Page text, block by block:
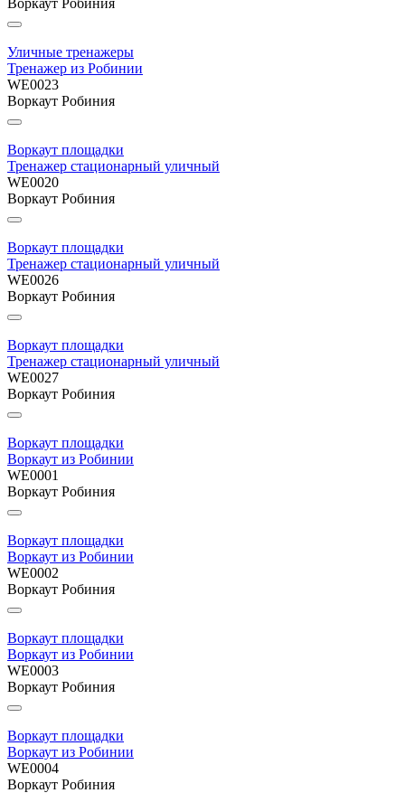
Уличные тренажеры
Тренажер из Робинии
WE0023
Воркаут Робиния
Воркаут площадки
Тренажер стационарный уличный
WE0020
Воркаут Робиния
Воркаут площадки
Тренажер стационарный уличный
WE0026
Воркаут Робиния
Воркаут площадки
Тренажер стационарный уличный
WE0027
Воркаут Робиния
Воркаут площадки
Воркаут из Робинии
WE0001
Воркаут Робиния
Воркаут площадки
Воркаут из Робинии
WE0002
Воркаут Робиния
Воркаут площадки
Воркаут из Робинии
WE0003
Воркаут Робиния
Воркаут площадки
Воркаут из Робинии
WE0004
Воркаут Робиния